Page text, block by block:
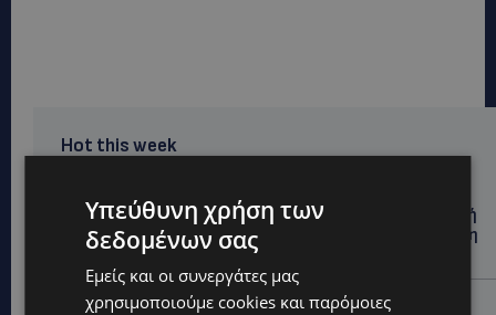
Hot this week
ΘΑ ΣΑΛΠΑΡΟΥΜΕ: Δεν σταματά η θαλάσσια επιβατική
σύνδεση Κύπρου – Ελλάδας το 2027-Πότε θα κριθεί η
συνέχεια από το 2028
UPDATES
Υπεύθυνη χρήση των
δεδομένων σας
Εμείς και οι συνεργάτες μας
χρησιμοποιούμε cookies και παρόμοιες